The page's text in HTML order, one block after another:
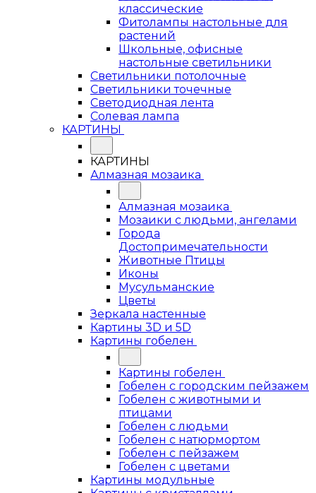
классические
Фитолампы настольные для
растений
Школьные, офисные
настольные светильники
Светильники потолочные
Светильники точечные
Светодиодная лента
Солевая лампа
КАРТИНЫ
КАРТИНЫ
Алмазная мозаика
Алмазная мозаика
Мозаики с людьми, ангелами
Города
Достопримечательности
Животные Птицы
Иконы
Мусульманские
Цветы
Зеркала настенные
Картины 3D и 5D
Картины гобелен
Картины гобелен
Гобелен с городским пейзажем
Гобелен с животными и
птицами
Гобелен с людьми
Гобелен с натюрмортом
Гобелен с пейзажем
Гобелен с цветами
Картины модульные